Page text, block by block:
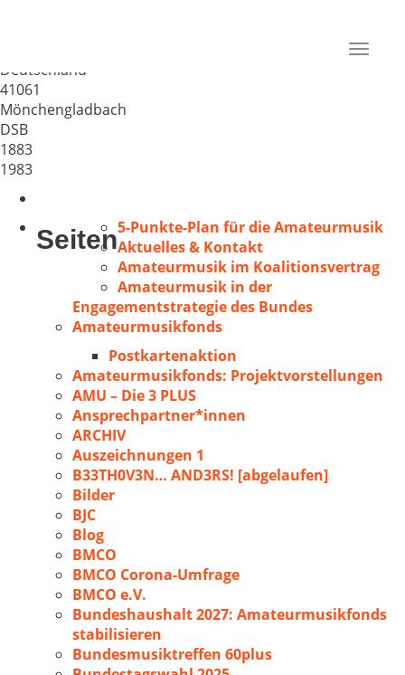
Toggle
Deutschland
41061
Mönchengladbach
DSB
1883
1983
Seiten5-Punkte-Plan für die Amateurmusik
Aktuelles & Kontakt
Amateurmusik im Koalitionsvertrag
Amateurmusik in der
Engagementstrategie des Bundes
Amateurmusikfonds
Postkartenaktion
Amateurmusikfonds: Projektvorstellungen
AMU – Die 3 PLUS
Ansprechpartner*innen
ARCHIV
Auszeichnungen 1
B33TH0V3N… AND3RS! [abgelaufen]
Bilder
BJC
Blog
BMCO
BMCO Corona-Umfrage
BMCO e.V.
Bundeshaushalt 2027: Amateurmusikfonds
stabilisieren
Bundesmusiktreffen 60plus